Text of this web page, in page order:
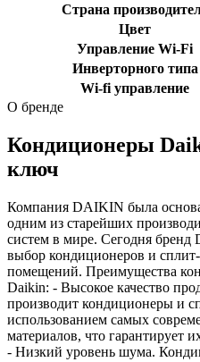
Страна
Цвет
Управление Wi-Fi
Инверторного типа
Wi-fi управление
О бренде
Кондиционеры
ключ
Компания DAIKIN была
одним из старейших
систем в мире. Сегодня бренд
выбор кондиционеров и
помещений. Преимущества
Daikin: - Высокое качество
производит кондиционеры и
использованием самых
материалов, что гарантирует
- Низкий уровень шума.